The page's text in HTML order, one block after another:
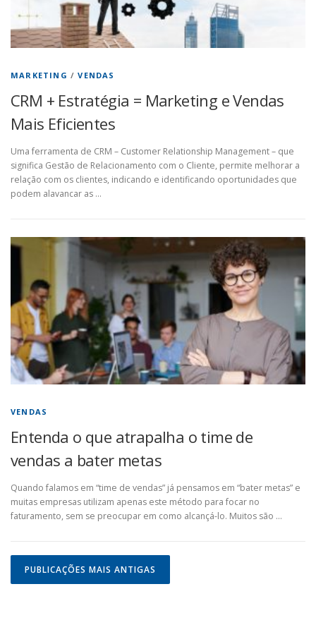
MARKETING /VENDAS
CRM + Estratégia = Marketing e Vendas
Mais Eficientes
Uma ferramenta de CRM – Customer Relationship Management – que
significa Gestão de Relacionamento com o Cliente, permite melhorar a
relação com os clientes, indicando e identificando oportunidades que
podem alavancar as …
VENDAS
Entenda o que atrapalha o time de
vendas a bater metas
Quando falamos em “time de vendas” já pensamos em “bater metas” e
muitas empresas utilizam apenas este método para focar no
faturamento, sem se preocupar em como alcançá-lo. Muitos são …
v
PUBLICAÇÕES MAIS ANTIGAS